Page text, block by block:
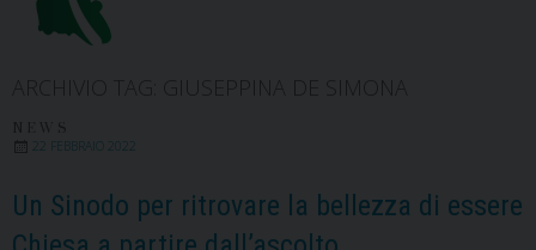
22 FEBBRAIO 2022
Un Sinodo per ritrovare la bellezza di essere